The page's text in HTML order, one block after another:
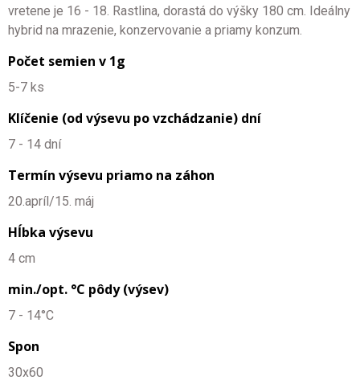
vretene je 16 - 18. Rastlina, dorastá do výšky 180 cm. Ideálny
hybrid na mrazenie, konzervovanie a priamy konzum.
Počet semien v 1g
5-7 ks
Klíčenie (od výsevu po vzchádzanie) dní
7 - 14 dní
Termín výsevu priamo na záhon
20.apríl/15. máj
Hĺbka výsevu
4 cm
min./opt. °C pôdy (výsev)
7 - 14°C
Spon
30x60